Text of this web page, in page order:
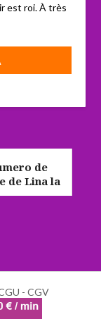
est roi. À très
de
de Lina la
Arabe
- CGV